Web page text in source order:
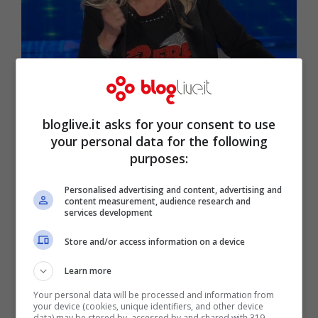
Mara Venier a Domenica In (screenshot RaiPlay)
La storia diEva Grimaldi e Imma Battaglia
bloglive.it asks for your consent to use
your personal data for the following
purposes:
Personalised advertising and content, advertising and
content measurement, audience research and
services development
Store and/or access information on a device
Learn more
Your personal data will be processed and information from
your device (cookies, unique identifiers, and other device